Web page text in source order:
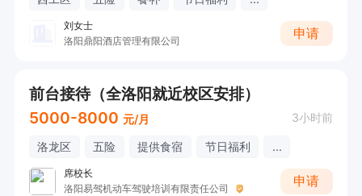
刘女士
洛阳鼎阳酒店管理有限公司
申请
前台接待（全洛阳就近校区安排）
5000-8000 元/月 3小时前
洛龙区 五险 提供食宿 节日福利 ...
席校长
洛阳易驾机动车驾驶培训有限责任公司
申请